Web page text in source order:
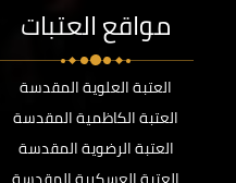
مواقع العتبات
العتبة العلوية المقدسة
العتبة الكاظمية المقدسة
العتبة الرضوية المقدسة